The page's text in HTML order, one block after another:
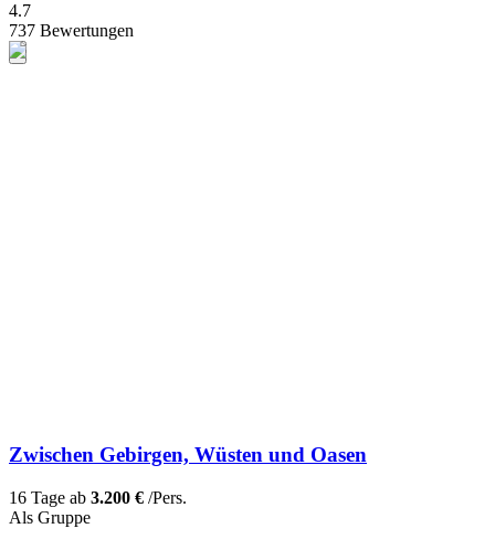
4.7
737 Bewertungen
Zwischen Gebirgen, Wüsten und Oasen
16 Tage ab 3.200 € /Pers.
Als Gruppe